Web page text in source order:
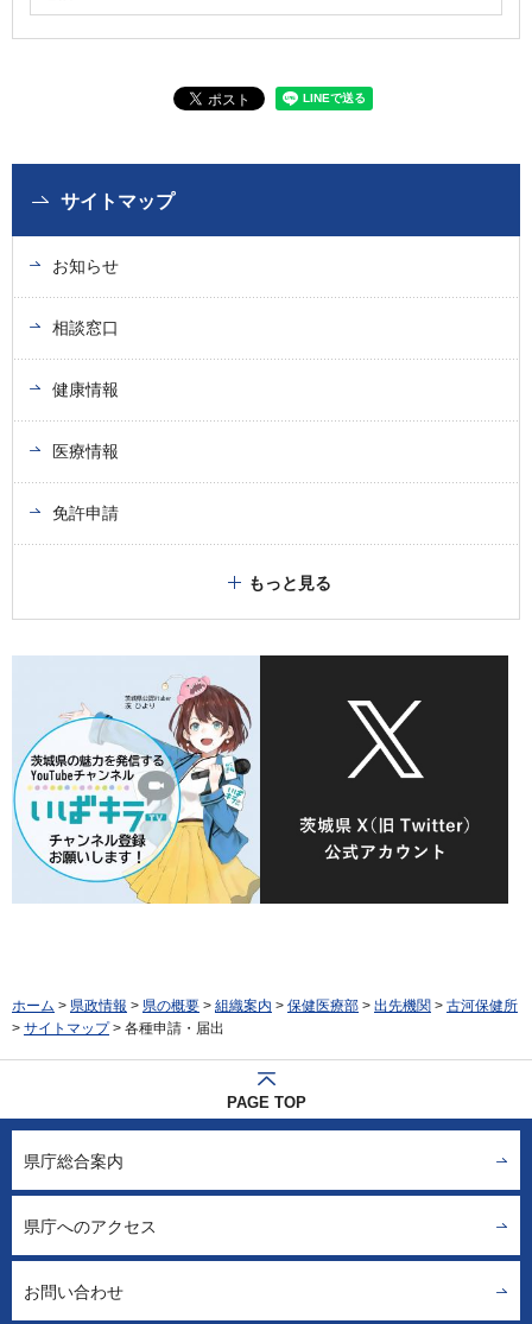
サイトマップ
お知らせ
相談窓口
健康情報
医療情報
免許申請
もっと見る
ホーム > 県政情報 > 県の概要 > 組織案内 > 保健医療部 > 出先機関 > 古河保健所
> サイトマップ> 各種申請・届出
PAGE TOP
県庁総合案内
県庁へのアクセス
お問い合わせ